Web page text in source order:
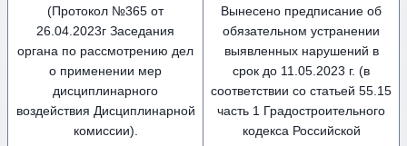
(Протокол №365 от
26.04.2023г Заседания
органа по рассмотрению дел
о применении мер
дисциплинарного
воздействия Дисциплинарной
комиссии).
Вынесено предписание об
обязательном устранении
выявленных нарушений в
срок до 11.05.2023 г. (в
соответствии со статьей 55.15
часть 1 Градостроительного
кодекса Российской